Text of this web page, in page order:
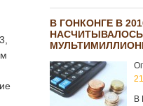
В ГОНКОНГЕ В
В